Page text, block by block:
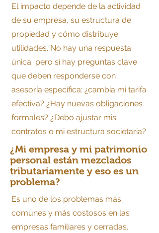
El impacto depende de la actividad
de su empresa, su estructura de
propiedad y cómo distribuye
utilidades. No hay una respuesta
única pero sí hay preguntas clave
que deben responderse con
asesoría específica: ¿cambia mi tarifa
efectiva? ¿Hay nuevas obligaciones
formales? ¿Debo ajustar mis
contratos o mi estructura societaria?
¿Mi empresa y mi patrimonio
personal están mezclados
tributariamente y eso es un
problema?
Es uno de los problemas más
comunes y más costosos en las
empresas familiares y cerradas.